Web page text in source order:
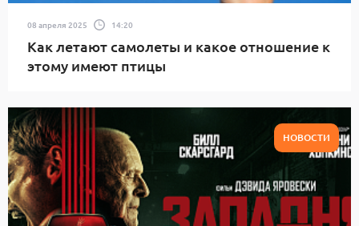
08 апреля 2025 14:20
Как летают самолеты и какое отношение к
этому имеют птицы
НОВОСТИ